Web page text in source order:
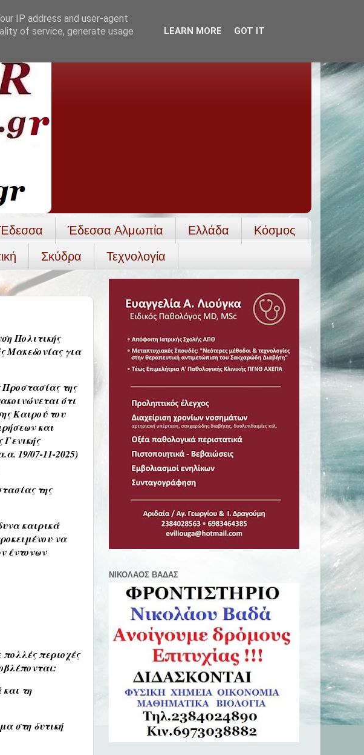
Έδεσσα Έδεσσα Αλμωπία Ελλάδα
Κόσμος
Σκύδρα Τεχνολογία
Πολιτικής
Μακεδονίας για
Προστασίας της
ότι
Καιρού του
και
19/07-11-2025)
της
καιρικά
να
έντονων
περιοχές
και τη
στη δυτική
ΝΙΚΟΛΑΟΣ ΒΑΔΑΣ
IP address and user-agent
of service, generate usage
LEARN MORE GOT IT